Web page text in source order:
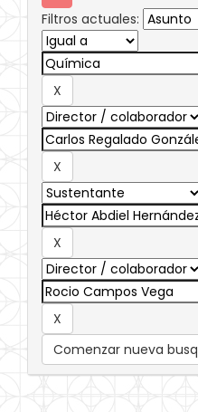
Filtros actuales:
Comenzar nueva